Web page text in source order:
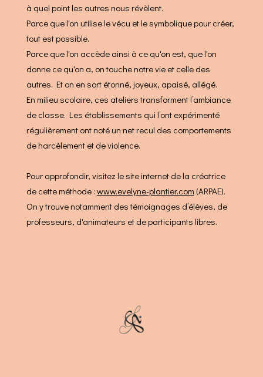
à quel point les autres nous révèlent.
Parce que l'on utilise le vécu et le symbolique pour créer,
tout est possible.
Parce que l'on accède ainsi à ce qu'on est, que l'on
donne ce qu'on a, on touche notre vie et celle des
autres. Et on en sort étonné, joyeux, apaisé, allégé.
En milieu scolaire, ces ateliers transforment l’ambiance
de classe. Les établissements qui l’ont expérimenté
régulièrement ont noté un net recul des comportements
de harcèlement et de violence.
Pour approfondir, visitez le site internet de la créatrice
de cette méthode : www.evelyne-plantier.com (ARPAE).
On y trouve notamment des témoignages d’élèves, de
professeurs, d'animateurs et de participants libres.